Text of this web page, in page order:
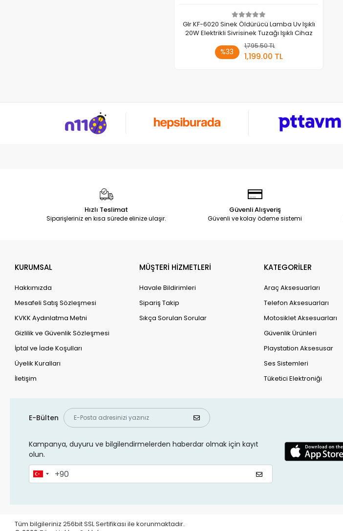
Glr KF-6020 Sinek Öldürücü Lamba Uv Işıklı
20W Elektrikli Sivrisinek Tuzağı Işıklı Cihaz
%33
1,795.50 TL
1,199.00 TL
Sepete Ekle
Hızlı Teslimat
Siparişleriniz en kısa sürede elinize ulaşır.
Güvenli Alışveriş
Güvenli ve kolay ödeme sistemi
KURUMSAL
Hakkımızda
Mesafeli Satış Sözleşmesi
KVKK Aydınlatma Metni
Gizlilik ve Güvenlik Sözleşmesi
İptal ve İade Koşulları
Üyelik Kuralları
İletişim
MÜŞTERİ HİZMETLERİ
Havale Bildirimleri
Sipariş Takip
Sıkça Sorulan Sorular
KATEGORİLER
Araç Aksesuarları
Telefon Aksesuarları
Motosiklet Aksesuarları
Güvenlik Ürünleri
Playstation Aksesusar
Ses Sistemleri
Tüketici Elektroniği
E-Bülten
Kampanya, duyuru ve bilgilendirmelerden haberdar olmak için kayıt
olun.
Tüm bilgileriniz 256bit SSL Sertifikası ile korunmaktadır.